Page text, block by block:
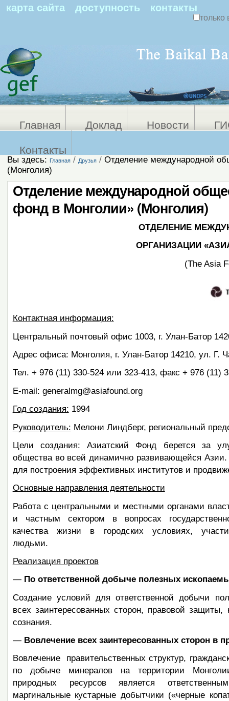
карта сайта доступность контакты
только
Главная Доклад Новости
Контакты
Вы здесь: Главная / Друзья / Отделение международной
(Монголия)
Отделение международной
фонд в Монголии» (Монголия)
ОТДЕЛЕНИЕ
ОРГАНИЗАЦИИ
(The Asia
Контактная информация:
Центральный почтовый офис 1003, г. Улан-Батор
Адрес офиса: Монголия, г. Улан-Батор 14210, ул. Г.
Тел. + 976 (11) 330-524 или 323-413, факс + 976 (11)
E-mail: generalmg@asiafound.org
Год создания: 1994
Руководитель: Мелони Линдберг, региональный
Цели создания: Азиатский Фонд берется за
общества во всей динамично развивающейся
для построения эффективных институтов и
Основные направления деятельности
Работа с центральными и местными органами
и частным сектором в вопросах
качества жизни в городских условиях,
людьми.
Реализация проектов
— По ответственной добыче полезных
Создание условий для ответственной добычи
всех заинтересованных сторон, правовой
сознания.
— Вовлечение всех заинтересованных сторон в
Вовлечение правительственных структур,
по добыче минералов на территории
природных ресурсов является
маргинальные кустарные добытчики («черные